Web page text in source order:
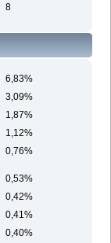
8
6,83%
3,09%
1,87%
1,12%
0,76%
0,53%
0,42%
0,41%
0,40%